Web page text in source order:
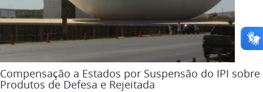
Compensação a Estados por Suspensão do IPI sobre
Produtos de Defesa e Rejeitada